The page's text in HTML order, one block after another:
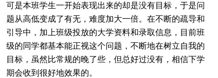
可是本班学生一开始表现出来的却是没有目标，于是问
题从高低变成了有无，难度加大一倍。在不断的疏导和
引导中，加上班级投放的大学资料和录取信息，目前班
级的同学都基本能正视这个问题，不断地在树立自我的
目标，虽然比常规的晚了些，但总好过没有，相信下学
期会收到很好地效果的。